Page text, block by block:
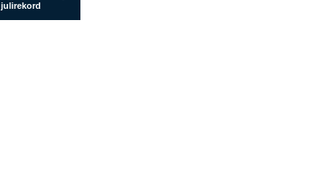
julirekord